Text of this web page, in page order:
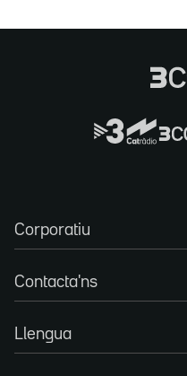
Corporatiu
Contacta'ns
Llengua